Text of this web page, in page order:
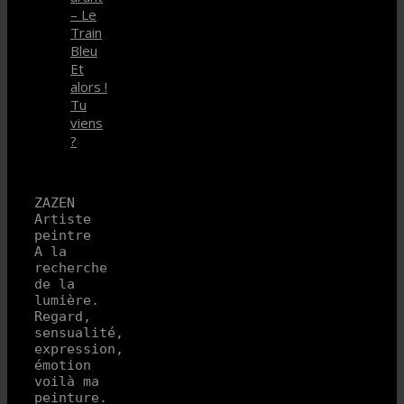
– Le
Train
Bleu
Et
alors !
Tu
viens
?
ZAZEN
Artiste
peintre
A la
recherche
de la
lumière.
Regard,
sensualité,
expression,
émotion
voilà ma
peinture.